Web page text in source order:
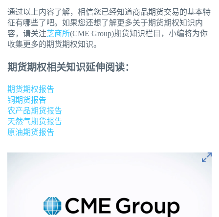
通过以上内容了解，相信您已经知道商品期货交易的基本特
征有哪些了吧。如果您还想了解更多关于期货期权知识内
容，请关注芝商所(CME Group)期货知识栏目，小编将为你
收集更多的期货期权知识。
期货期权相关知识延伸阅读：
期货期权报告
铜期货报告
农产品期货报告
天然气期货报告
原油期货报告